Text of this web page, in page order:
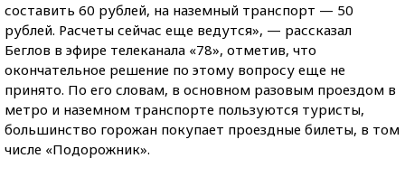
составить 60 рублей, на наземный транспорт — 50
рублей. Расчеты сейчас еще ведутся», — рассказал
Беглов в эфире телеканала «78», отметив, что
окончательное решение по этому вопросу еще не
принято. По его словам, в основном разовым проездом в
метро и наземном транспорте пользуются туристы,
большинство горожан покупает проездные билеты, в том
числе «Подорожник».